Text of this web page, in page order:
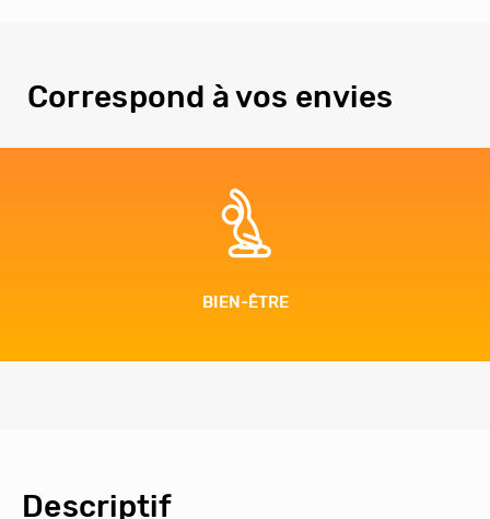
Correspond à vos envies
BIEN-ÊTRE
Descriptif